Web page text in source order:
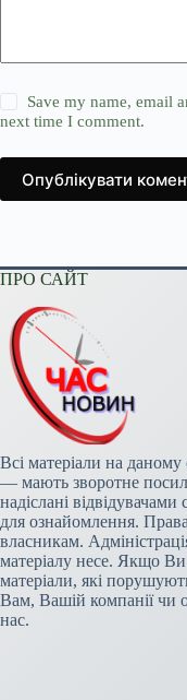
Save my name, email
next time I comment.
Опублікувати
ПРО САЙТ
Всі матеріали на даному
— мають зворотне
надіслані
для ознайомлення.
власникам.
матеріалу несе. Якщо
матеріали, які
Вам, Вашій компанії чи
нас.